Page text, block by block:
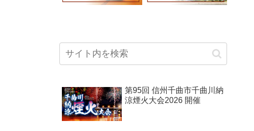
第95回 信州千曲市千曲川納
涼煙火大会2026 開催